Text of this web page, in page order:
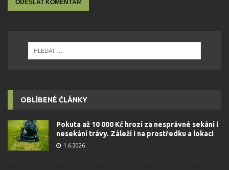
OBLÍBENÉ ČLÁNKY
Pokuta až 10 000 Kč hrozí za nesprávné sekání i
nesekání trávy. Záleží i na prostředku a lokaci
1.6.2026